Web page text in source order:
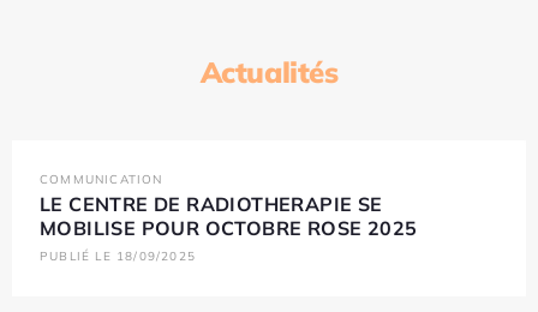
Actualités
COMMUNICATION
LE CENTRE DE RADIOTHERAPIE SE
MOBILISE POUR OCTOBRE ROSE 2025
PUBLIÉ LE 18/09/2025